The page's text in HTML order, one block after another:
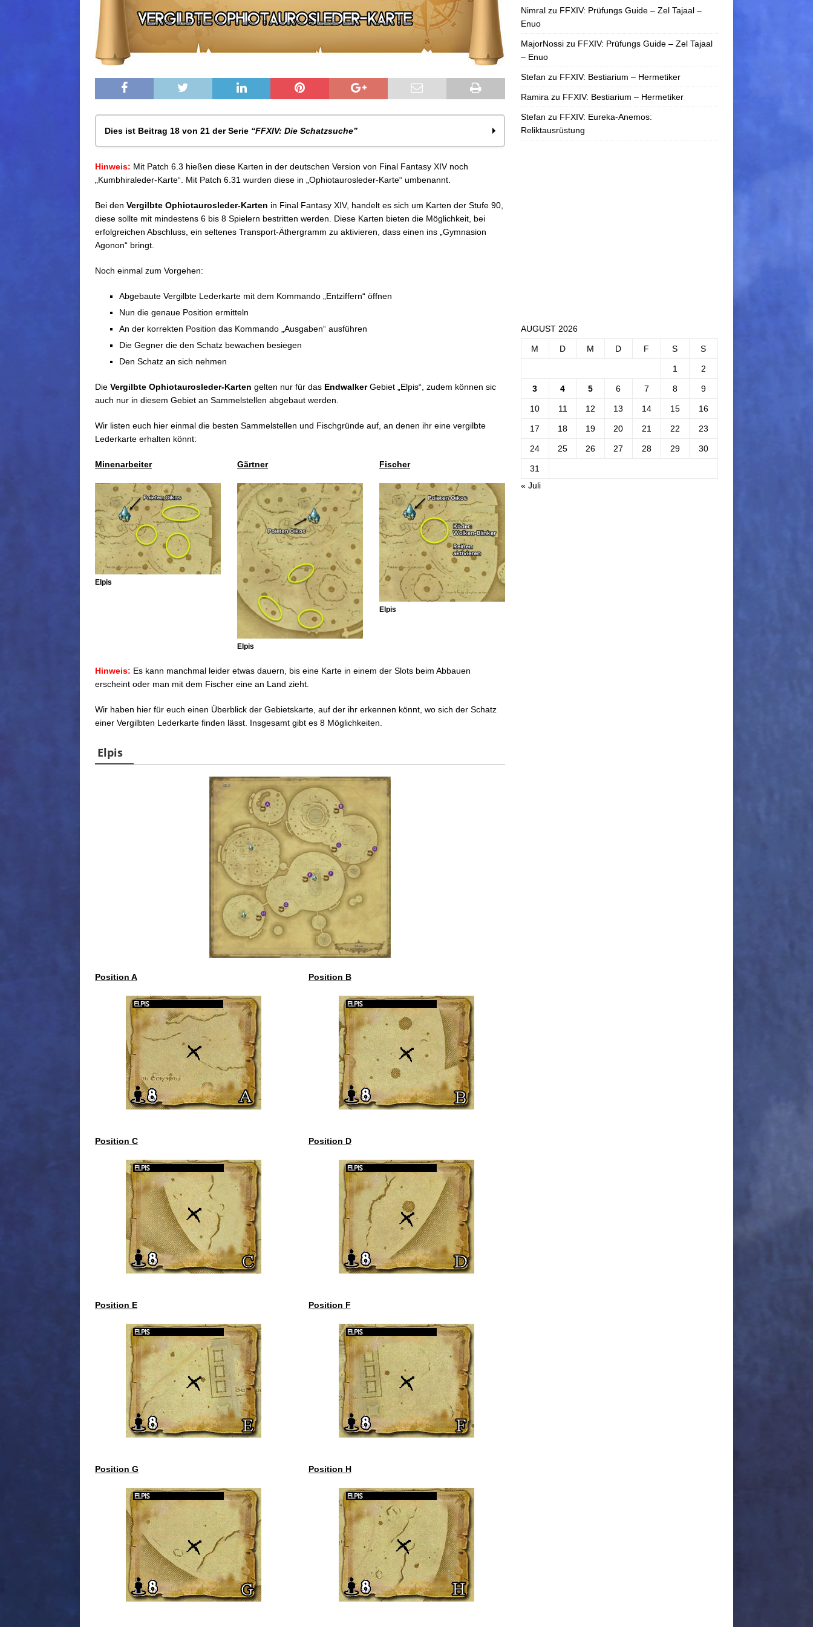
Dies ist Beitrag 18 von 21 der Serie “FFXIV: Die Schatzsuche”
FFXIV: Die Schatzsuche – Allgemeines
FFXIV: Die Schatzsuche – Vergilbte Lederkarte
FFXIV: Die Schatzsuche – Vergilbte Krötenleder-Karten
FFXIV: Die Schatzsuche – Vergilbte Keilerleder-Karten
FFXIV: Die Schatzsuche – Vergilbte Basiliskenleder-Karten
FFXIV: Die Schatzsuche – Unversteckte Lederkarte
FFXIV: Die Schatzsuche – Vergilbte Wyvernleder-Karten
FFXIV: Die Schatzsuche – Vergilbte Gaganaleder-Karten
FFXIV: Die Schatzsuche – Vergilbte Gazellenleder-Karten
FFXIV: Die Schatzsuche – Vergilbte Smilodonleder-Karten
FFXIV: Die Schatzsuche – Vergilbte Glaucusleder-Karten
FFXIV: Die Schatzsuche – Vergilbte Gajaleder-Karte
FFXIV: Die Schatzsuche – Vergilbte Ophiotaurosleder-Karte
FFXIV: Die Schatzsuche – Vergilbte Schakalleder-Karte
FFXIV: Die Schatzsuche – Vergilbte Gargantualeder-Karte
Hinweis: Mit Patch 6.3 hießen diese Karten in der deutschen Version von Final Fantasy XIV noch
„Kumbhiraleder-Karte“. Mit Patch 6.31 wurden diese in „Ophiotaurosleder-Karte“ umbenannt.
Bei den Vergilbte Ophiotaurosleder-Karten in Final Fantasy XIV, handelt es sich um Karten der Stufe 90,
diese sollte mit mindestens 6 bis 8 Spielern bestritten werden. Diese Karten bieten die Möglichkeit, bei
erfolgreichen Abschluss, ein seltenes Transport-Äthergramm zu aktivieren, dass einen ins „Gymnasion
Agonon“ bringt.
Noch einmal zum Vorgehen:
Abgebaute Vergilbte Lederkarte mit dem Kommando „Entziffern“ öffnen
Nun die genaue Position ermitteln
An der korrekten Position das Kommando „Ausgaben“ ausführen
Die Gegner die den Schatz bewachen besiegen
Den Schatz an sich nehmen
Die Vergilbte Ophiotaurosleder-Karten gelten nur für das EndwalkerGebiet „Elpis“, zudem können sic
auch nur in diesem Gebiet an Sammelstellen abgebaut werden.
Wir listen euch hier einmal die besten Sammelstellen und Fischgründe auf, an denen ihr eine vergilbte
Lederkarte erhalten könnt:
Minenarbeiter
Elpis
Gärtner
Elpis
Fischer
Elpis
Hinweis: Es kann manchmal leider etwas dauern, bis eine Karte in einem der Slots beim Abbauen
erscheint oder man mit dem Fischer eine an Land zieht.
Wir haben hier für euch einen Überblick der Gebietskarte, auf der ihr erkennen könnt, wo sich der Schatz
einer Vergilbten Lederkarte finden lässt. Insgesamt gibt es 8 Möglichkeiten.
Elpis
Position A Position B
Position C Position D
Position E Position F
Position G Position H
Nimralzu FFXIV: Prüfungs Guide – Zel Tajaal –
Enuo
MajorNossizu FFXIV: Prüfungs Guide – Zel Tajaal
– Enuo
Stefan zu FFXIV: Bestiarium – Hermetiker
Ramira zu FFXIV: Bestiarium – Hermetiker
Stefan zu FFXIV: Eureka-Anemos:
Reliktausrüstung
AUGUST 2026
M D M D F S S
1 2
3 4 5 6 7 8 9
10 11 12 13 14 15 16
17 18 19 20 21 22 23
24 25 26 27 28 29 30
31
« Juli